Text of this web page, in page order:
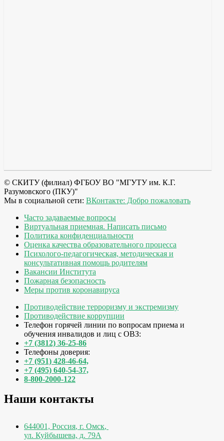
© СКИТУ (филиал) ФГБОУ ВО "МГУТУ им. К.Г.
Разумовского (ПКУ)"
Мы в социальной сети: ВКонтакте: Добро пожаловать
Часто задаваемые вопросы
Виртуальная приемная. Написать письмо
Политика конфиденциальности
Оценка качества образовательного процесса
Психолого-педагогическая, методическая и
консультативная помощь родителям
Вакансии Института
Пожарная безопасность
Меры против коронавируса
Противодействие терроризму и экстремизму
Противодействие коррупции
Телефон горячей линии по вопросам приема и
обучения инвалидов и лиц с ОВЗ:
+7 (3812) 36-25-86
Телефоны доверия:
+7 (951) 428-46-64,
+7 (495) 640-54-37,
8-800-2000-122
Наши контакты
644001, Россия, г. Омск,
ул. Куйбышева, д. 79А